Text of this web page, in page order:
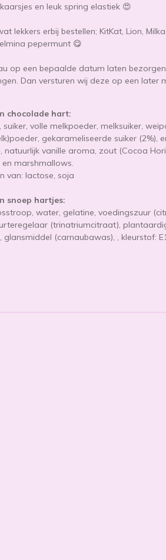
en leuk spring elastiek 😍
lekkers erbij bestellen; KitKat, Lion,
pepermunt 😋
op een bepaalde datum laten
Dan versturen wij deze op een later
chocolade hart:
volle melkpoeder, melksuiker,
gekarameliseerde suiker (2%),
natuurlijk vanille aroma, zout (Cocoa
marshmallows.
van: lactose, soja
snoep hartjes:
water, gelatine, voedingszuur
(trinatriumcitraat),
glansmiddel (carnaubawas), , kleurstof: